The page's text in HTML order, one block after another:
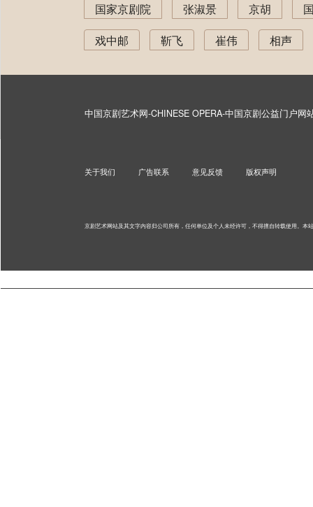
国家京剧院
张淑景 京胡
戏中邮
靳飞 崔伟 相声
中国京剧艺术网-CHINESE OPERA-中国京剧公益门户网
关于我们 广告联系 意见反馈 版权声明
京剧艺术网站及其文字内容归公司所有，任何单位及个人未经许可，不得擅自转载使用。 本